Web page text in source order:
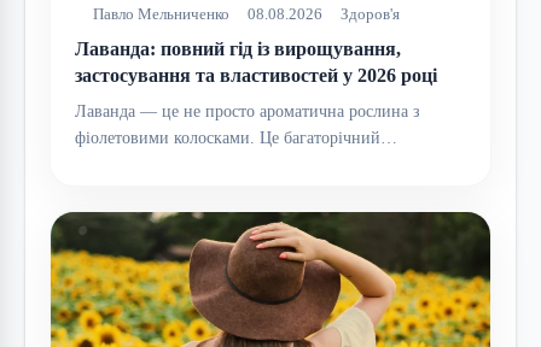
Павло Мельниченко 08.08.2026 Здоров'я
Лаванда: повний гід із вирощування,
застосування та властивостей у 2026 році
Лаванда — це не просто ароматична рослина з
фіолетовими колосками. Це багаторічний…